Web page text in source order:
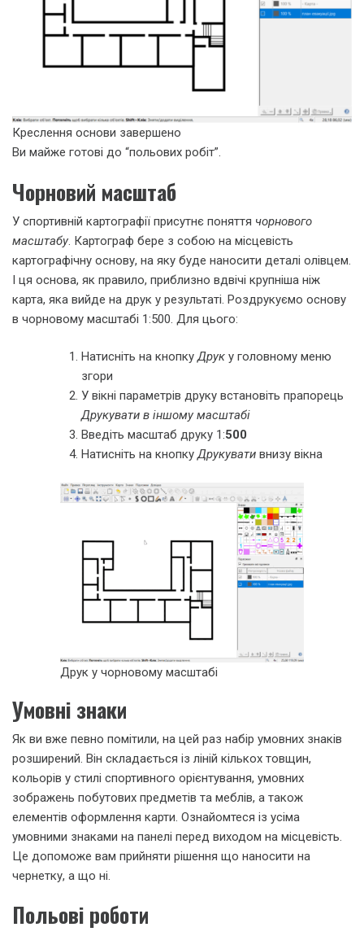
Креслення основи завершено
Ви майже готові до “польових робіт”.
Чорновий масштаб
У спортивній картографії присутнє поняття чорнового
масштабу. Картограф бере з собою на місцевість
картографічну основу, на яку буде наносити деталі олівцем.
І ця основа, як правило, приблизно вдвічі крупніша ніж
карта, яка вийде на друк у результаті. Роздрукуємо основу
в чорновому масштабі 1:500. Для цього:
Натисніть на кнопкуДрук у головному меню
згори
У вікні параметрів друку встановіть прапорець
Друкувати в іншому масштабі
Введіть масштаб друку 1:500
Натисніть на кнопкуДрукувати внизу вікна
Друк у чорновому масштабі
Умовні знаки
Як ви вже певно помітили, на цей раз набір умовних знаків
розширений. Він складається із ліній кількох товщин,
кольорів у стилі спортивного орієнтування, умовних
зображень побутових предметів та меблів, а також
елементів оформлення карти. Ознайомтеся із усіма
умовними знаками на панелі перед виходом на місцевість.
Це допоможе вам прийняти рішення що наносити на
чернетку, а що ні.
Польові роботи